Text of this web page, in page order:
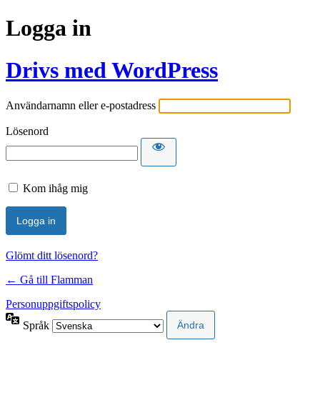
Logga in
Drivs med WordPress
Användarnamn eller e-postadress
Lösenord
Kom ihåg mig
Glömt ditt lösenord?
← Gå till Flamman
Personuppgiftspolicy
Språk